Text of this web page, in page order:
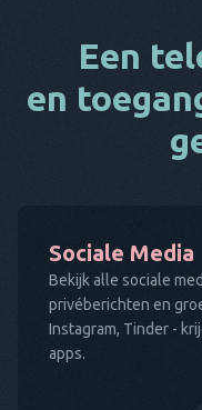
Een
en
Sociale Media
Bekijk alle sociale
privéberichten en
Instagram, Tinder -
apps.